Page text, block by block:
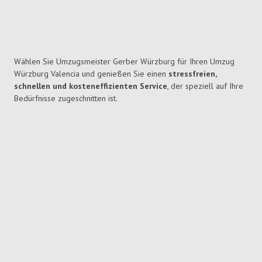
Wählen Sie Umzugsmeister Gerber Würzburg für Ihren Umzug
Würzburg Valencia und genießen Sie einen stressfreien,
schnellen und kosteneffizienten Service, der speziell auf Ihre
Bedürfnisse zugeschnitten ist.